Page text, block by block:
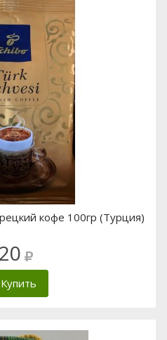
кофе 100гр (Турция)
Купить